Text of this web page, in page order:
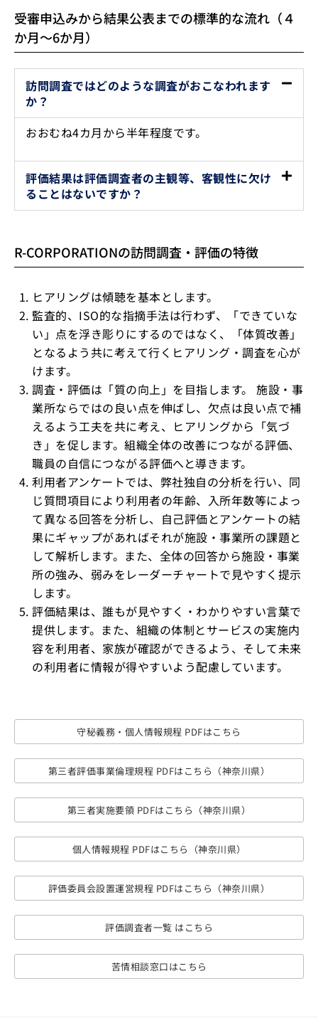
受審申込みから結果公表までの標準的な流れ（４
か月～6か月）
訪問調査ではどのような調査がおこなわれます
か？
おおむね4カ月から半年程度です。
評価結果は評価調査者の主観等、客観性に欠け
ることはないですか？
R-CORPORATIONの訪問調査・評価の特徴
ヒアリングは傾聴を基本とします。
監査的、ISO的な指摘手法は行わず、「できていな
い」点を浮き彫りにするのではなく、「体質改善」
となるよう共に考えて行くヒアリング・調査を心が
けます。
調査・評価は「質の向上」を目指します。 施設・事
業所ならではの良い点を伸ばし、欠点は良い点で補
えるよう工夫を共に考え、ヒアリングから「気づ
き」を促します。組織全体の改善につながる評価、
職員の自信につながる評価へと導きます。
利用者アンケートでは、弊社独自の分析を行い、同
じ質問項目により利用者の年齢、入所年数等によっ
て異なる回答を分析し、自己評価とアンケートの結
果にギャップがあればそれが施設・事業所の課題と
して解析します。また、全体の回答から施設・事業
所の強み、弱みをレーダーチャートで見やすく提示
します。
評価結果は、誰もが見やすく・わかりやすい言葉で
提供します。また、組織の体制とサービスの実施内
容を利用者、家族が確認ができるよう、そして未来
の利用者に情報が得やすいよう配慮しています。
守秘義務・個人情報規程 PDFはこちら
第三者評価事業倫理規程 PDFはこちら（神奈川県）
第三者実施要領 PDFはこちら（神奈川県）
個人情報規程 PDFはこちら（神奈川県）
評価委員会設置運営規程 PDFはこちら（神奈川県）
評価調査者一覧 はこちら
苦情相談窓口はこちら